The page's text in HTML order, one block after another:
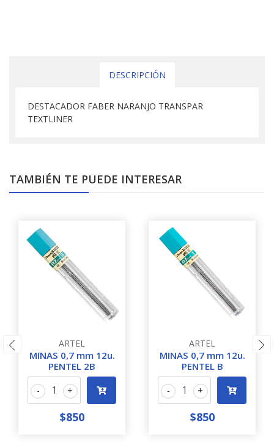
DESCRIPCIÓN
DESTACADOR FABER NARANJO TRANSPAR
TEXTLINER
TAMBIÉN TE PUEDE INTERESAR
ARTEL
MINAS 0,7 mm 12u.
PENTEL 2B
+
-
$850
ARTEL
MINAS 0,7 mm 12u.
PENTEL B
+
-
$850